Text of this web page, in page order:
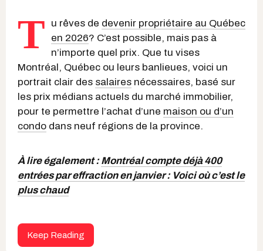
T u rêves de devenir propriétaire au Québec
en 2026? C’est possible, mais pas à
n’importe quel prix. Que tu vises
Montréal, Québec ou leurs banlieues, voici un
portrait clair des salaires nécessaires, basé sur
les prix médians actuels du marché immobilier,
pour te permettre l’achat d’une maison ou d’un
condo dans neuf régions de la province.
À lire également :Montréal compte déjà 400
entrées par effraction en janvier : Voici où c’est le
plus chaud
Keep Reading